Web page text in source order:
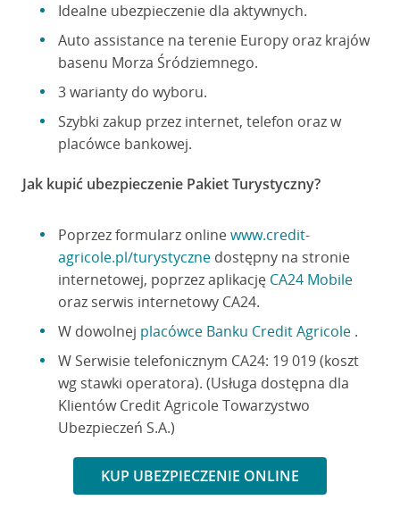
Idealne ubezpieczenie dla aktywnych.
Auto assistance na terenie Europy oraz krajów
basenu Morza Śródziemnego.
3 warianty do wyboru.
Szybki zakup przez internet, telefon oraz w
placówce bankowej.
Jak kupić ubezpieczenie Pakiet Turystyczny?
Poprzez formularz onlinewww.credit-
agricole.pl/turystyczne dostępny na stronie
internetowej, poprzez aplikację CA24 Mobile
oraz serwis internetowy CA24.
W dowolnej placówce Banku Credit Agricole .
W Serwisie telefonicznym CA24: 19 019 (koszt
wg stawki operatora). (Usługa dostępna dla
Klientów Credit Agricole Towarzystwo
Ubezpieczeń S.A.)
KUP UBEZPIECZENIE ONLINE